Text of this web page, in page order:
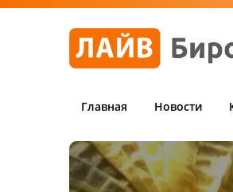
Главная Новости